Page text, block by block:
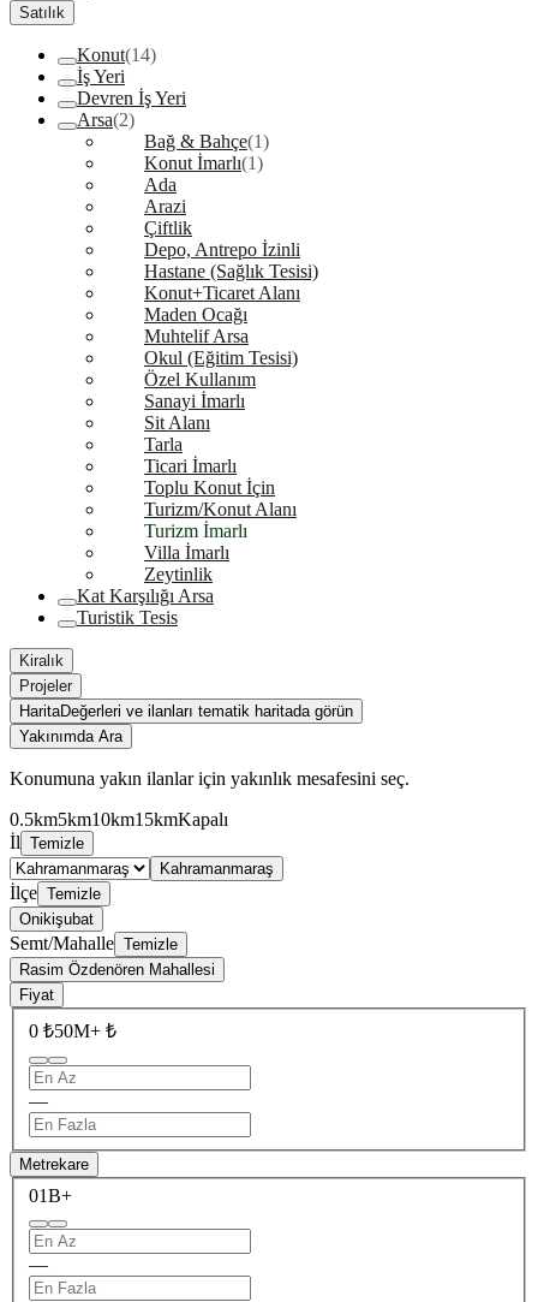
Satılık
Konut(14)
İş Yeri
Devren İş Yeri
Arsa(2)
Bağ & Bahçe(1)
Konut İmarlı(1)
Ada
Arazi
Çiftlik
Depo, Antrepo İzinli
Hastane (Sağlık Tesisi)
Konut+Ticaret Alanı
Maden Ocağı
Muhtelif Arsa
Okul (Eğitim Tesisi)
Özel Kullanım
Sanayi İmarlı
Sit Alanı
Tarla
Ticari İmarlı
Toplu Konut İçin
Turizm/Konut Alanı
Turizm İmarlı
Villa İmarlı
Zeytinlik
Kat Karşılığı Arsa
Turistik Tesis
Kiralık
Projeler
HaritaDeğerleri ve ilanları tematik haritada görün
Yakınımda Ara
Konumuna yakın ilanlar için yakınlık mesafesini seç.
0.5km5km10km15kmKapalı
İl Temizle
Kahramanmaraş
İlçe Temizle
Onikişubat
Semt/Mahalle Temizle
Rasim Özdenören Mahallesi
Fiyat
0 ₺50M+ ₺
—
Metrekare
01B+
—